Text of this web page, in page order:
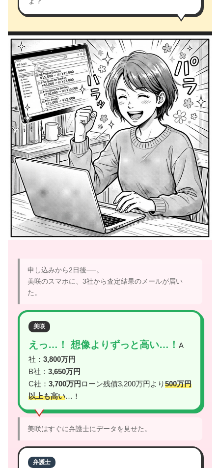
第7話｜心が軽くなった瞬間
申し込みから2日後──。
美咲のスマホに、3社から査定結果のメールが届い
た。
美咲
えっ…！ 想像よりずっと高い…！ A
社： 3,800万円
B社： 3,650万円
C社： 3,700万円 ローン残債3,200万円より500万円
以上も高い…！
美咲はすぐに弁護士にデータを見せた。
弁護士